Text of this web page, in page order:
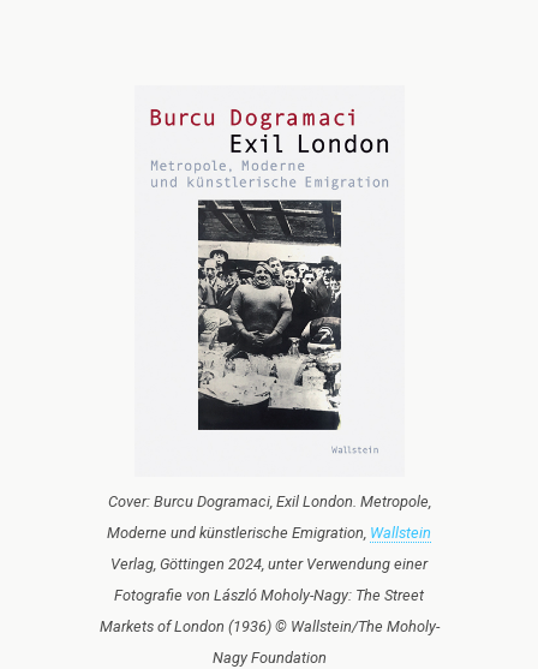
Cover: Burcu Dogramaci, Exil London. Metropole,
Moderne und künstlerische Emigration, Wallstein
Verlag, Göttingen 2024, unter Verwendung einer
Fotografie von László Moholy-Nagy: The Street
Markets of London (1936) © Wallstein/The Moholy-
Nagy Foundation